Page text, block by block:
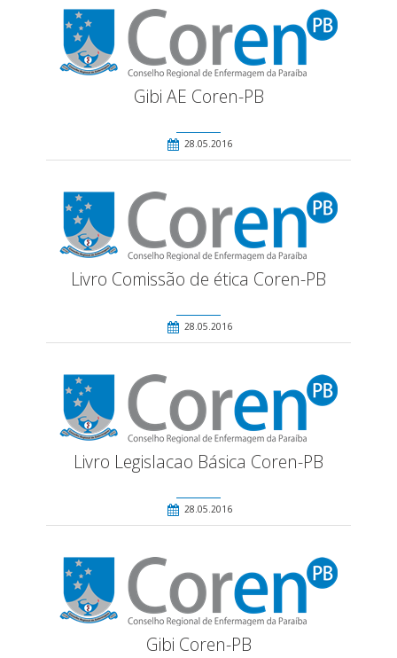
Gibi AE Coren-PB
28.05.2016
Livro Comissão de ética Coren-PB
28.05.2016
Livro Legislacao Básica Coren-PB
28.05.2016
Gibi Coren-PB